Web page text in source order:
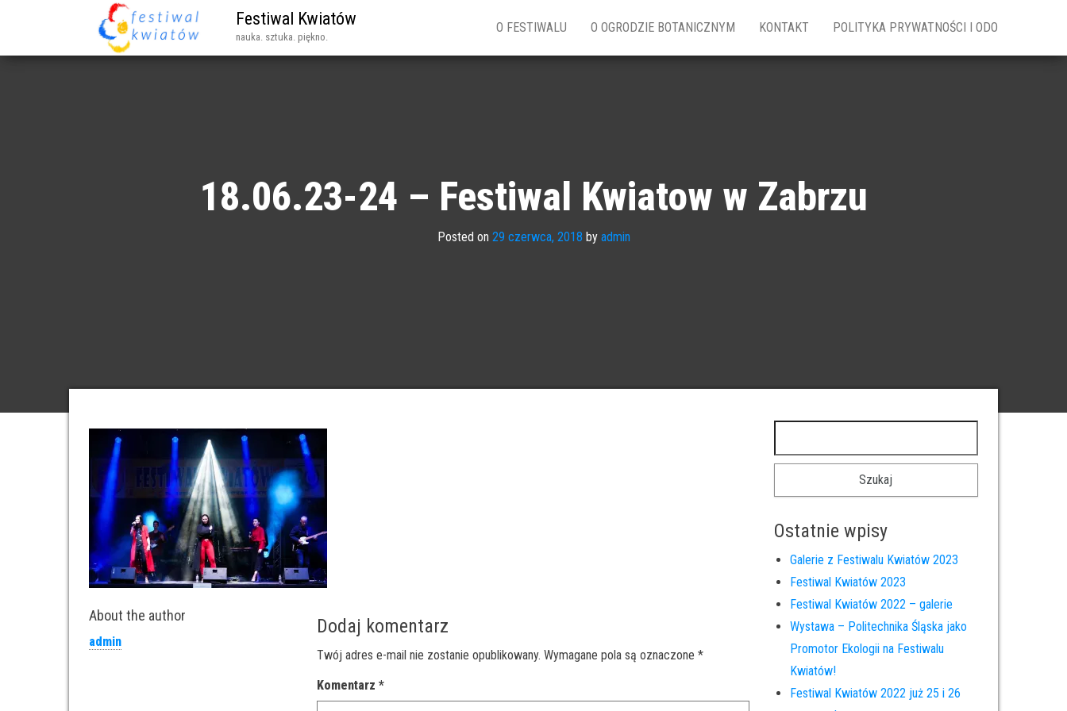
Festiwal Kwiatów
nauka. sztuka. piękno.
O FESTIWALU O OGRODZIE BOTANICZNYM KONTAKT POLITYKA PRYWATNOŚCI I ODO
18.06.23-24 – Festiwal Kwiatow w Zabrzu
Posted on 29 czerwca, 2018 by admin
About the author
admin
Dodaj komentarz
Twój adres e-mail nie zostanie opublikowany. Wymagane pola są oznaczone*
Komentarz*
Ostatnie wpisy
Galerie z Festiwalu Kwiatów 2023
Festiwal Kwiatów 2023
Festiwal Kwiatów 2022 – galerie
Wystawa – Politechnika Śląska jako
Promotor Ekologii na Festiwalu
Kwiatów!
Festiwal Kwiatów 2022 już 25 i 26